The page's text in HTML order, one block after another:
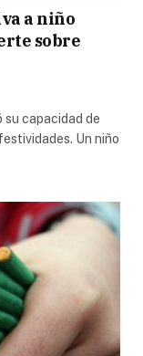
a niño
sobre
su capacidad de
Un niño